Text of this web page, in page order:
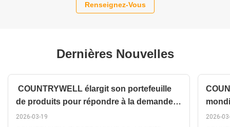
Renseignez-Vous
Dernières Nouvelles
COUNTRYWELL élargit son portefeuille
de produits pour répondre à la demande
diversifiée du marché
2026-03-19
à
2026-